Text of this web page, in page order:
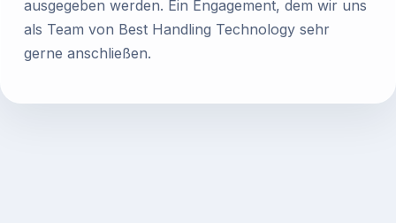
ausgegeben werden. Ein Engagement, dem wir uns
als Team von Best Handling Technology sehr
gerne anschließen.